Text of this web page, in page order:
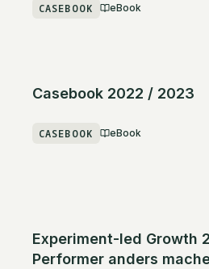
CASEBOOK eBook
Casebook 2022 / 2023
CASEBOOK eBook
Experiment-led Growth
Performer anders